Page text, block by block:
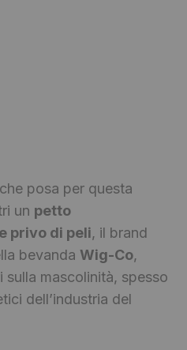
posa per questa
un petto
privo di peli, il brand
bevanda Wig-Co,
mascolinità, spesso
dell’industria del